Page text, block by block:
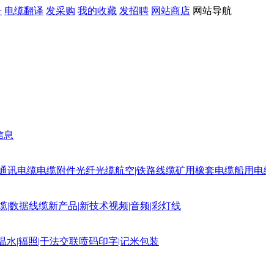
电缆翻译 发采购 我的收藏 发招聘 网站商店 网站导航
息
讯电缆电缆附件光纤光缆航空|铁路线缆矿用橡套电缆船用电
|数据线缆新产品|新技术视频|音频|彩灯线
水|辐照|干法交联喷码印字|记米包装